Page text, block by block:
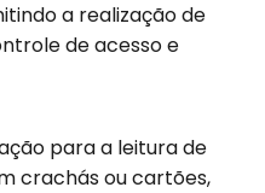
a realização de
de acesso e
para a leitura de
crachás ou cartões,